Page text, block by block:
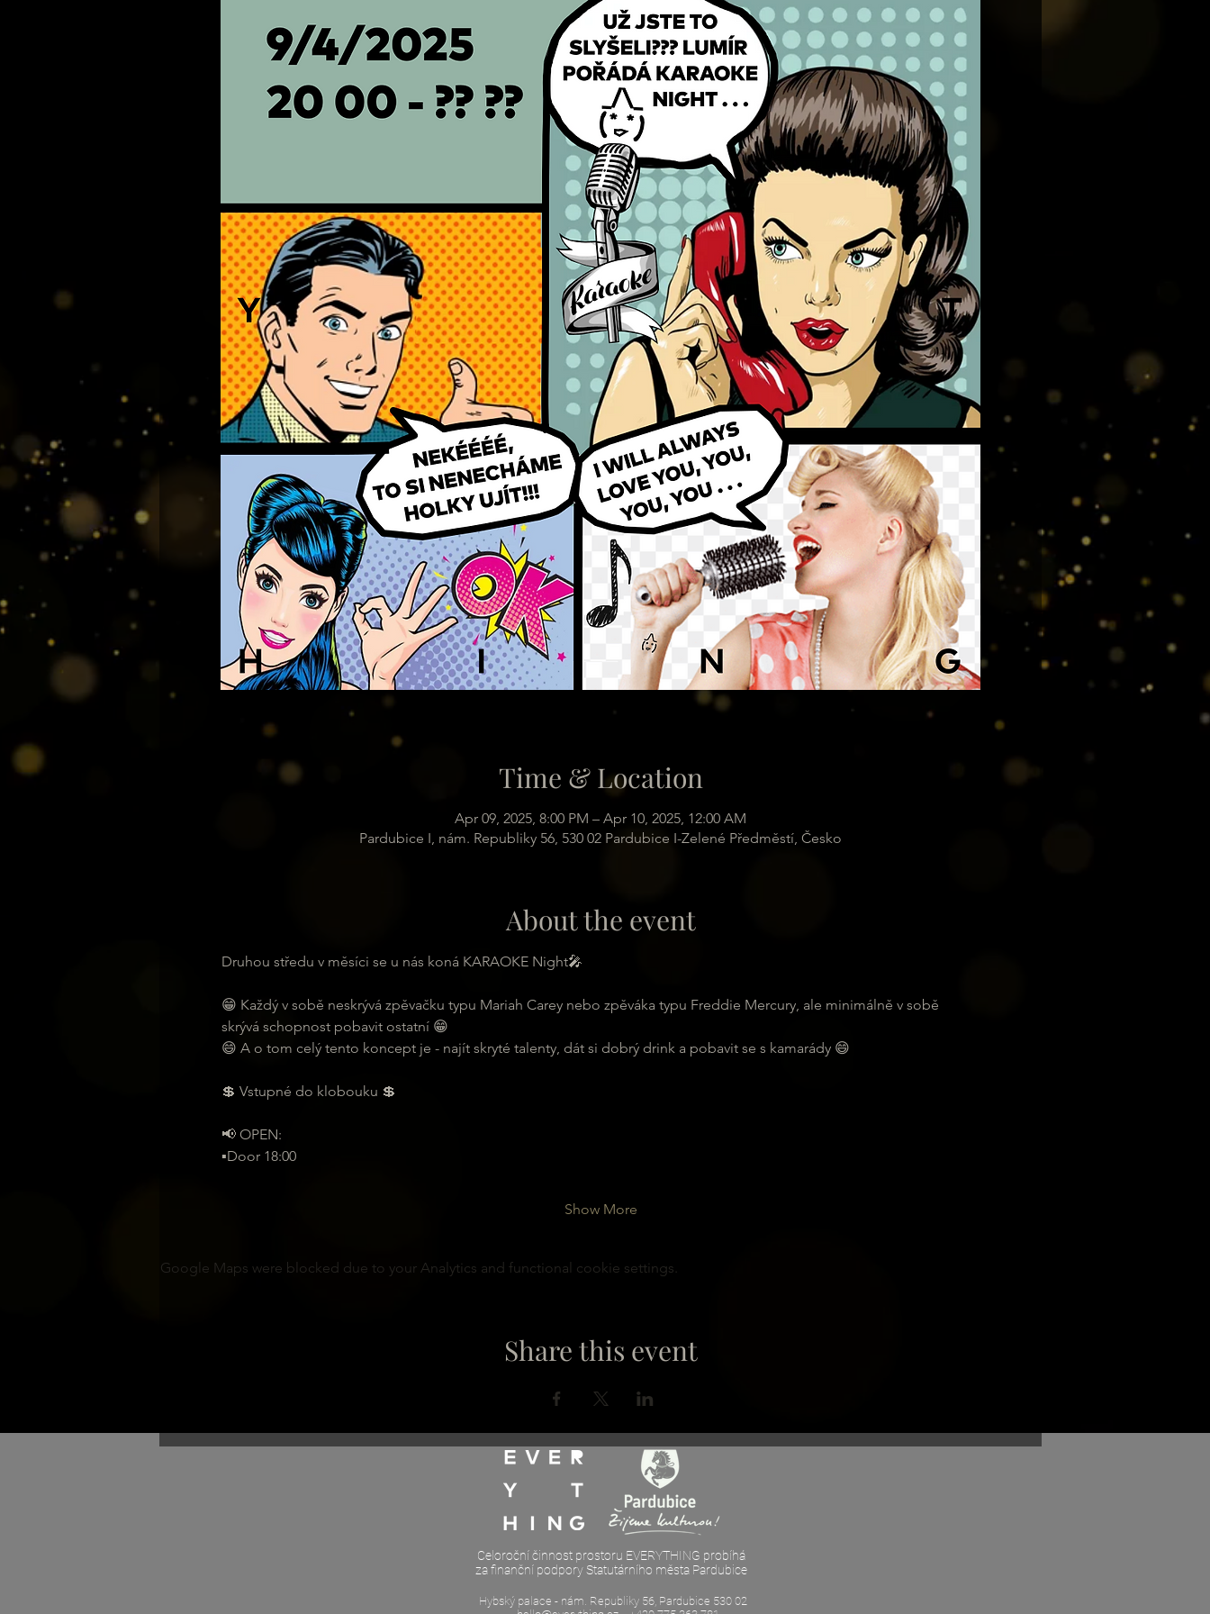
Time & Location
Apr 09, 2025, 8:00 PM – Apr 10, 2025, 12:00 AM
Pardubice I, nám. Republiky 56, 530 02 Pardubice I-Zelené Předměstí, Česko
About the event
Druhou středu v měsíci se u nás koná KARAOKE Night🎤
😁 Každý v sobě neskrývá zpěvačku typu Mariah Carey nebo zpěváka typu Freddie Mercury, ale minimálně v sobě
skrývá schopnost pobavit ostatní 😁
😄 A o tom celý tento koncept je - najít skryté talenty, dát si dobrý drink a pobavit se s kamarády 😄
💲 Vstupné do klobouku 💲
📢 OPEN:
▪️Door 18:00
Show More
Google Maps were blocked due to your Analytics and functional cookie settings.
Share this event
Celoroční činnost prostoru EVERYTHING probíhá
za finanční podpory Statutárního města Pardubice
Hybský palace - nám. Republiky 56, Pardubice 530 02